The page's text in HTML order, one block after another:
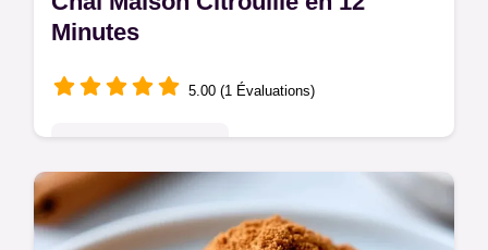
Minutes
5.00 (1 Évaluations)
Le Chaï Maison Citrouille apporte une
douceur épicée. La méthode pas à pas